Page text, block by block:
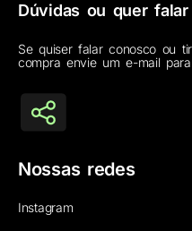
Dúvidas ou quer
Se quiser falar conosco ou
compra envie um e-mail
Nossas redes
Instagram